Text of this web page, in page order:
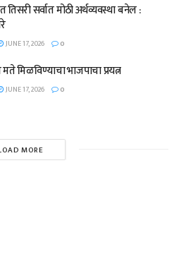
सर्वात मोठी अर्थव्यवस्था बनेल :
JUNE 17, 2026 0
मिळविण्याचा भाजपाचा प्रयत्न
JUNE 17, 2026 0
MORE